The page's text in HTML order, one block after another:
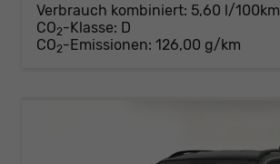
Verbrauch kombiniert: 5,60 l/100km
CO2-Klasse: D
CO2-Emissionen: 126,00 g/km